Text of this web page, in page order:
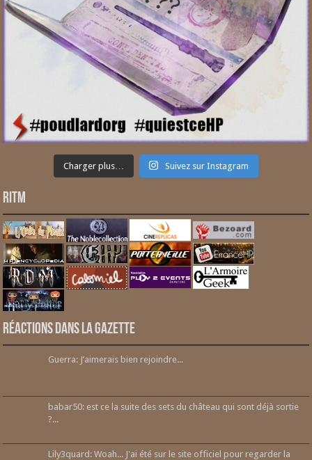
Charger plus… Suivez sur Instagram
RITM
Réactions dans la gazette
Guerra: J’aimerais bien rejoindre...
babar50: est ce la suite des sets du château qui sont déjà sortie
?...
Lily3quard: Woah... J'ai été sur le site officiel pour regarder la